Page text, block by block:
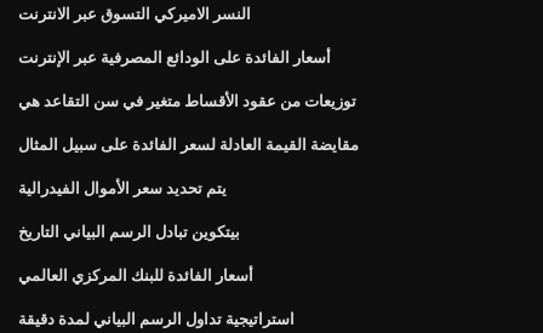
النسر الاميركي التسوق عبر الانترنت
أسعار الفائدة على الودائع المصرفية عبر الإنترنت
توزيعات من عقود الأقساط متغير في سن التقاعد هي
مقايضة القيمة العادلة لسعر الفائدة على سبيل المثال
يتم تحديد سعر الأموال الفيدرالية
بيتكوين تبادل الرسم البياني التاريخ
أسعار الفائدة للبنك المركزي العالمي
استراتيجية تداول الرسم البياني لمدة دقيقة